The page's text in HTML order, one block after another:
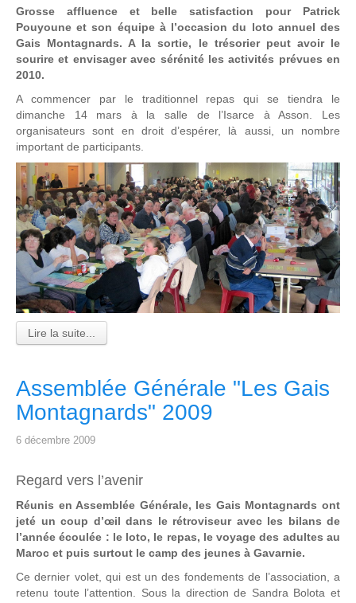
Grosse affluence et belle satisfaction pour Patrick
Pouyoune et son équipe à l’occasion du loto annuel des
Gais Montagnards. A la sortie, le trésorier peut avoir le
sourire et envisager avec sérénité les activités prévues en
2010.
A commencer par le traditionnel repas qui se tiendra le
dimanche 14 mars à la salle de l’Isarce à Asson. Les
organisateurs sont en droit d’espérer, là aussi, un nombre
important de participants.
Lire la suite...
Assemblée Générale "Les Gais
Montagnards" 2009
6 décembre 2009
Regard vers l’avenir
Réunis en Assemblée Générale, les Gais Montagnards ont
jeté un coup d’œil dans le rétroviseur avec les bilans de
l’année écoulée : le loto, le repas, le voyage des adultes au
Maroc et puis surtout le camp des jeunes à Gavarnie.
Ce dernier volet, qui est un des fondements de l’association, a
retenu toute l’attention. Sous la direction de Sandra Bolota et